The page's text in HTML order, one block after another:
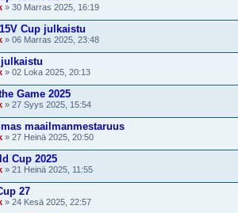
» 30 Marras 2025, 16:19
Cup julkaistu
» 06 Marras 2025, 23:48
» 02 Loka 2025, 20:13
Game 2025
» 27 Syys 2025, 15:54
maailmanmestaruus
» 27 Heinä 2025, 20:50
Cup 2025
» 21 Heinä 2025, 11:55
27
» 24 Kesä 2025, 22:57